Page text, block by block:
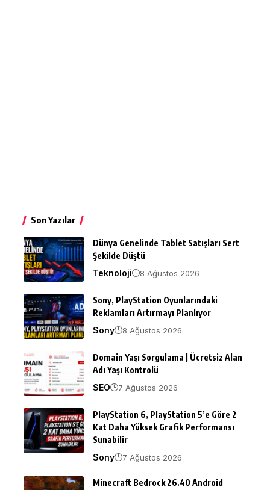
Son Yazılar
Dünya Genelinde Tablet Satışları Sert
Şekilde Düştü
Teknoloji
8 Ağustos 2026
Sony, PlayStation Oyunlarındaki
Reklamları Artırmayı Planlıyor
Sony
8 Ağustos 2026
Domain Yaşı Sorgulama | Ücretsiz Alan
Adı Yaşı Kontrolü
SEO
7 Ağustos 2026
PlayStation 6, PlayStation 5’e Göre 2
Kat Daha Yüksek Grafik Performansı
Sunabilir
Sony
7 Ağustos 2026
Minecraft Bedrock 26.40 Android